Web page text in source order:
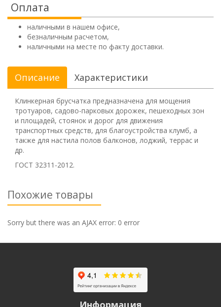
Оплата
наличными в нашем офисе,
безналичным расчетом,
наличными на месте по факту доставки.
Описание Характеристики
Клинкерная брусчатка предназначена для мощения
тротуаров, садово-парковых дорожек, пешеходных зон
и площадей, стоянок и дорог для движения
транспортных средств, для благоустройства клумб, а
также для настила полов балконов, лоджий, террас и
др.
ГОСТ 32311-2012.
Похожие товары
Sorry but there was an AJAX error: 0 error
Информация